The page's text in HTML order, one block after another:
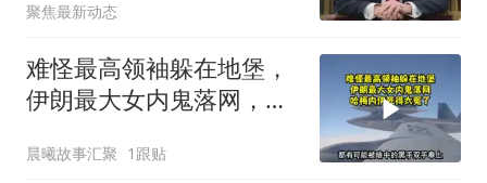
聚焦最新动态
难怪最高领袖躲在地堡，
伊朗最大女内鬼落网，哈
晨曦故事汇聚 1跟贴